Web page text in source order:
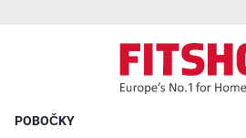
POBOČKY